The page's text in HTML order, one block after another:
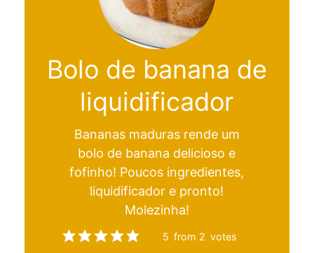
Bolo de banana de
liquidificador
Bananas maduras rende um
bolo de banana delicioso e
fofinho! Poucos ingredientes,
liquidificador e pronto!
Molezinha!
5 from 2 votes